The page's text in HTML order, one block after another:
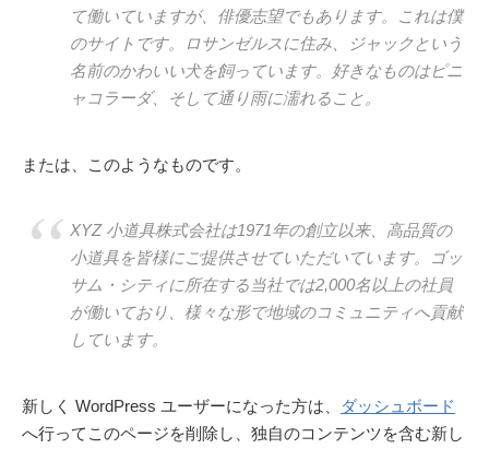
て働いていますが、俳優志望でもあります。これは僕
のサイトです。ロサンゼルスに住み、ジャックという
名前のかわいい犬を飼っています。好きなものはピニ
ャコラーダ、そして通り雨に濡れること。
または、このようなものです。
XYZ 小道具株式会社は1971年の創立以来、高品質の
小道具を皆様にご提供させていただいています。ゴッ
サム・シティに所在する当社では2,000名以上の社員
が働いており、様々な形で地域のコミュニティへ貢献
しています。
新しく WordPress ユーザーになった方は、
ダッシュボード
へ行ってこのページを削除し、独自のコンテンツを含む新し